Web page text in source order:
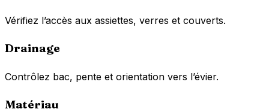
Vérifiez l’accès aux assiettes, verres et couverts.
Drainage
Contrôlez bac, pente et orientation vers l’évier.
Matériau